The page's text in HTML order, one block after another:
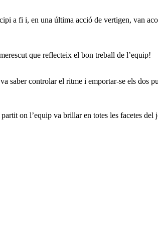
a fi i, en una última acció de vertigen, van
que reflecteix el bon treball de l’equip!
saber controlar el ritme i emportar-se els dos
on l’equip va brillar en totes les facetes del